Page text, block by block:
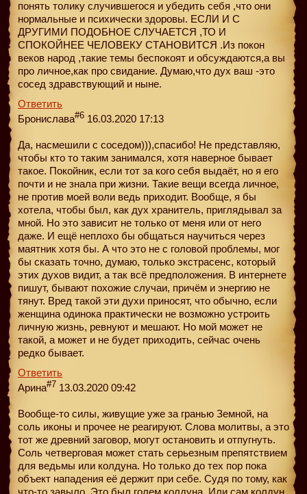
понять толику случившегося и убедить себя ,что они
нормальные и психически здоровы. ЕСЛИ И С
ДРУГИМИ ПОДОБНОЕ СЛУЧАЕТСЯ ,ТО И
СПОКОЙНЕЕ ЧЕЛОВЕКУ СТАНОВИТСЯ .Из покон
веков народ ,такие темы беспокоят и обсуждаются,а вы
про личное,как про свидание. Думаю,что дух ваш -это
сосед здравствующий и ныне.
Ответить
Бронислава#6 16.03.2020 17:13
Да, насмешили с соседом))),спасибо! Не представляю,
чтобы кто то таким занимался, хотя наверное бывает
такое. Покойник, если тот за кого себя выдаёт, но я его
почти и не знала при жизни. Такие вещи всегда личное,
не против моей воли ведь приходит. Вообще, я бы
хотела, чтобы был, как дух хранитель, приглядывал за
мной. Но это зависит не только от меня или от него
даже. И ещё неплохо бы общаться научиться через
маятник хотя бы. А что это не с головой проблемы, мог
бы сказать точно, думаю, только экстрасенс, который
этих духов видит, а так всё предположения. В интернете
пишут, бывают похожие случаи, причём и энергию не
тянут. Вред такой эти духи приносят, что обычно, если
женщина одинока практически не возможно устроить
личную жизнь, ревнуют и мешают. Но мой может не
такой, а может и не будет приходить, сейчас очень
редко бывает.
Ответить
Арина#7 13.03.2020 09:42
Вообще-то силы, живущие уже за гранью Земной, на
соль иконы и прочее не реагируют. Слова молитвы, а это
тот же древний заговор, могут остановить и отпугнуть.
Соль четверговая может стать серьезным препятствием
для ведьмы или колдуна. Но только до тех пор пока
объект нападения её держит при себе. Судя по тому, как
что-то завыло. Это был голем колдуна. Или сам колдун.